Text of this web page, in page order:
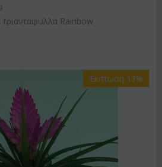
τριανταφυλλα Rainbow
Έκπτωση 13%